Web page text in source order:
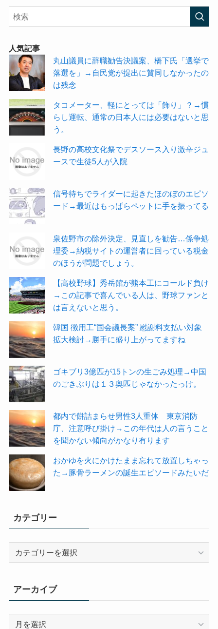
人気記事
丸山議員に辞職勧告決議案、橋下氏「選挙で
落選を」→自民党が提出に賛同しなかったの
は残念
タコメーター、軽にとっては「飾り」？→慣
らし運転、通常の日本人には必要はないと思
う。
長野の高校文化祭でデスソース入り激辛ジュ
ースで生徒5人が入院
信号待ちでライダーに起きたほのぼのエピソ
ード→最近はもっぱらペットに手を振ってる
泉佐野市の除外決定、見直しを勧告…係争処
理委→納税サイトの運営者に回っている税金
のほうが問題でしょう。
【高校野球】秀岳館が熊本工にコールド負け
→この記事で喜んでいる人は、野球ファンと
は言えないと思う。
韓国 徴用工“国会議長案” 慰謝料支払い対象
拡大検討→勝手に盛り上がってますね
ゴキブリ3億匹が15トンの生ごみ処理→中国
のごきぶりは１３奥匹じゃなかったっけ。
都内で餅詰まらせ男性3人重体 東京消防
庁、注意呼び掛け→この年代は人の言うこと
を聞かない傾向がかなり有ります
おかゆを火にかけたまま忘れて放置しちゃっ
た→豚骨ラーメンの誕生エピソードみたいだ
カテゴリー
リ
ー
アーカイブ